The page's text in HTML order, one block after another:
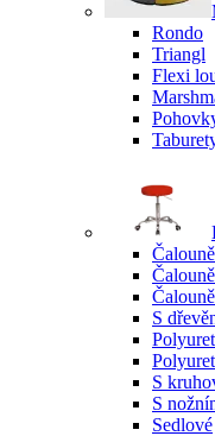
Rondo
Triangl
Flexi
S
S
S
Sedlové